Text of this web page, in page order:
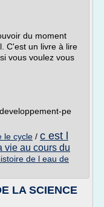
du moment
C'est un livre à lire
vous voulez vous
pe
le cycle / c est l
vie au cours du
de l eau de
LA SCIENCE